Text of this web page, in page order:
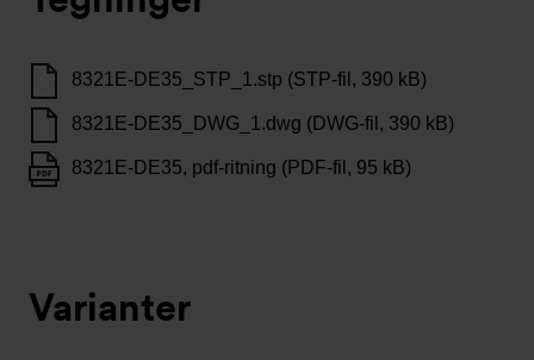
8321E-DE35_STP_1.stp (STP-fil, 390 kB)
8321E-DE35_DWG_1.dwg (DWG-fil, 390 kB)
8321E-DE35, pdf-ritning (PDF-fil, 95 kB)
Varianter